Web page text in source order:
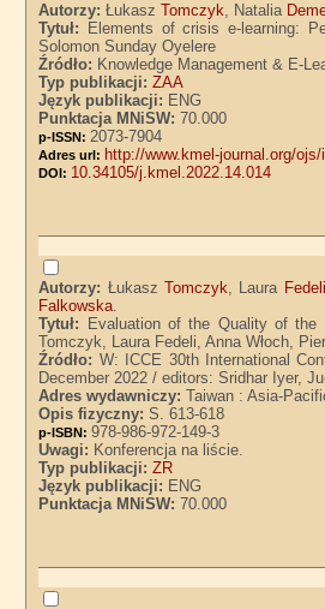
Autorzy:ŁukaszTomczyk, Natalia
Tytuł:
Elements of crisis e-learning:
Solomon Sunday Oyelere
Źródło: Knowledge Management & E-
Typ publikacji:ZAA
Język publikacji: ENG
Punktacja MNiSW:70.000
p-ISSN: 2073-7904
Adres url: http://www.kmel-journal.org/
DOI: 10.34105/j.kmel.2022.14.014
Autorzy: ŁukaszTomczyk, Laura Fedeli
Falkowska.
Tytuł:
Evaluation of the Quality of the
Tomczyk, Laura Fedeli, Anna Włoch,
Źródło: W: ICCE 30th International
December 2022 / editors: Sridhar Iyer,
Adres wydawniczy:Taiwan : Asia-
Opis fizyczny:S. 613-618
p-ISBN:978-986-972-149-3
Uwagi: Konferencja na liście.
Typ publikacji:ZR
Język publikacji: ENG
Punktacja MNiSW:70.000